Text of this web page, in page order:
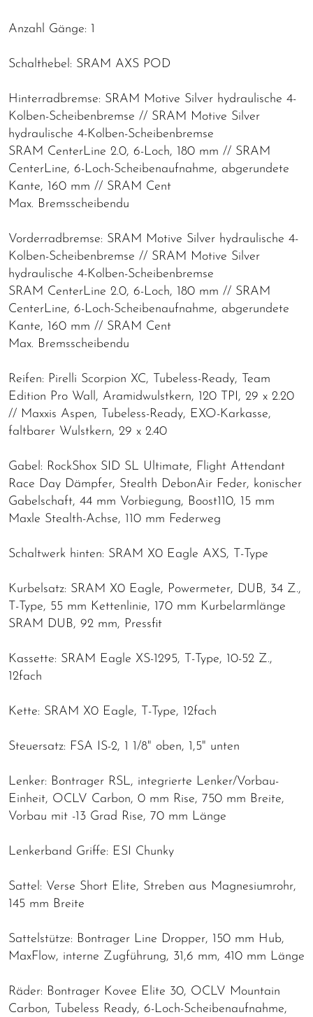
Anzahl Gänge: 1
Schalthebel: SRAM AXS POD
Hinterradbremse: SRAM Motive Silver hydraulische 4-
Kolben-Scheibenbremse // SRAM Motive Silver
hydraulische 4-Kolben-Scheibenbremse
SRAM CenterLine 2.0, 6-Loch, 180 mm // SRAM
CenterLine, 6-Loch-Scheibenaufnahme, abgerundete
Kante, 160 mm // SRAM Cent
Max. Bremsscheibendu
Vorderradbremse: SRAM Motive Silver hydraulische 4-
Kolben-Scheibenbremse // SRAM Motive Silver
hydraulische 4-Kolben-Scheibenbremse
SRAM CenterLine 2.0, 6-Loch, 180 mm // SRAM
CenterLine, 6-Loch-Scheibenaufnahme, abgerundete
Kante, 160 mm // SRAM Cent
Max. Bremsscheibendu
Reifen: Pirelli Scorpion XC, Tubeless-Ready, Team
Edition Pro Wall, Aramidwulstkern, 120 TPI, 29 x 2.20
// Maxxis Aspen, Tubeless-Ready, EXO-Karkasse,
faltbarer Wulstkern, 29 x 2.40
Gabel: RockShox SID SL Ultimate, Flight Attendant
Race Day Dämpfer, Stealth DebonAir Feder, konischer
Gabelschaft, 44 mm Vorbiegung, Boost110, 15 mm
Maxle Stealth-Achse, 110 mm Federweg
Schaltwerk hinten: SRAM X0 Eagle AXS, T-Type
Kurbelsatz: SRAM X0 Eagle, Powermeter, DUB, 34 Z.,
T-Type, 55 mm Kettenlinie, 170 mm Kurbelarmlänge
SRAM DUB, 92 mm, Pressfit
Kassette: SRAM Eagle XS-1295, T-Type, 10-52 Z.,
12fach
Kette: SRAM X0 Eagle, T-Type, 12fach
Steuersatz: FSA IS-2, 1 1/8" oben, 1,5" unten
Lenker: Bontrager RSL, integrierte Lenker/Vorbau-
Einheit, OCLV Carbon, 0 mm Rise, 750 mm Breite,
Vorbau mit -13 Grad Rise, 70 mm Länge
Lenkerband Griffe: ESI Chunky
Sattel: Verse Short Elite, Streben aus Magnesiumrohr,
145 mm Breite
Sattelstütze: Bontrager Line Dropper, 150 mm Hub,
MaxFlow, interne Zugführung, 31,6 mm, 410 mm Länge
Räder: Bontrager Kovee Elite 30, OCLV Mountain
Carbon, Tubeless Ready, 6-Loch-Scheibenaufnahme,